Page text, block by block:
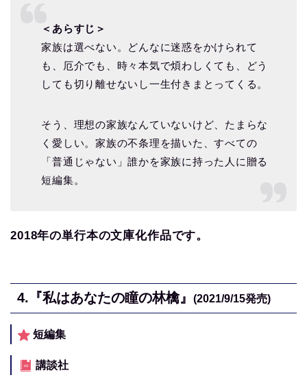
＜あらすじ＞
家族は選べない。どんなに迷惑をかけられて
も、厄介でも、時々本気で煩わしくても、どう
しても切り離せないし一生付きまとってくる。
そう、理想の家族なんていないけど、たまらな
く愛しい。家族の不条理を描いた、すべての
「普通じゃない」誰かを家族に持った人に贈る
短編集。
2018年の単行本の文庫化作品です。
4. 『私はあなたの瞳の林檎』 (2021/9/15発売)
短編集
講談社